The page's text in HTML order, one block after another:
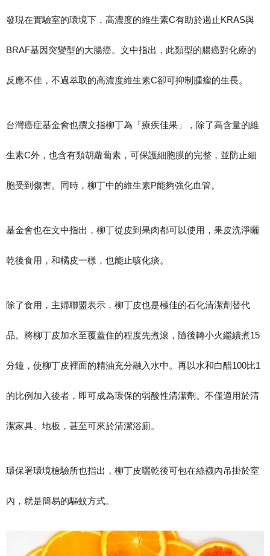
發現在實驗室的環境下，高濃度的維生素C有助於遏止KRAS與
BRAF基因突變型的大腸癌。文中指出，此類型的腸癌對化療的
反應不佳，不過萃取的高濃度維生素C卻可抑制腫瘤的生長。
台灣癌症基金會也撰文指柳丁為「療疾佳果」，除了高含量的維
生素C外，也含有類胡蘿蔔素，可保護細胞膜的完整，並防止細
胞受到傷害。同時，柳丁中的維生素P能夠強化血管。
基金會也在文中指出，柳丁從皮到果肉都可以使用，果皮洗淨曬
乾後食用，和橘皮一樣，也能止咳化痰。
除了食用，主婦聯盟表示，柳丁皮也是極佳的石化清潔劑替代
品。將柳丁皮加水至覆蓋住的程度先煮滾，隨後轉小火繼續煮15
分鐘，使柳丁皮裡面的精油充分融入水中。再以水和白醋100比1
的比例加入後者，即可成為環保的弱酸性清潔劑。不僅適用於清
潔家具、地板，甚至可來於清潔浴廁。
環保署環境檢驗所也指出，柳丁皮曬乾後可包在絲襪內吊掛於室
內，就是簡易的驅蚊方式。